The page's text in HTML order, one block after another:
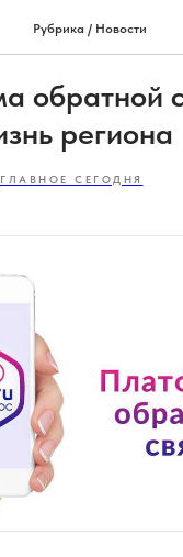
Рубрика / Новости
обратной
региона
ГЛАВНОЕ СЕГОДНЯ